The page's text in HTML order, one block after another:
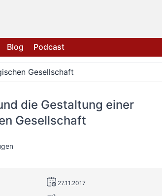
Blog Podcast
Gesellschaft
die Gestaltung einer
Gesellschaft
27.11.2017